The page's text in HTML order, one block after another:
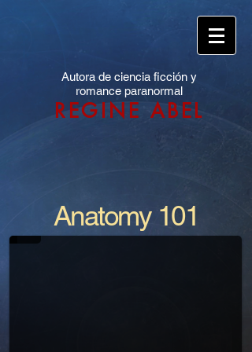
Autora de ciencia ficción y
romance paranormal
REGINE ABEL
Anatomy 101